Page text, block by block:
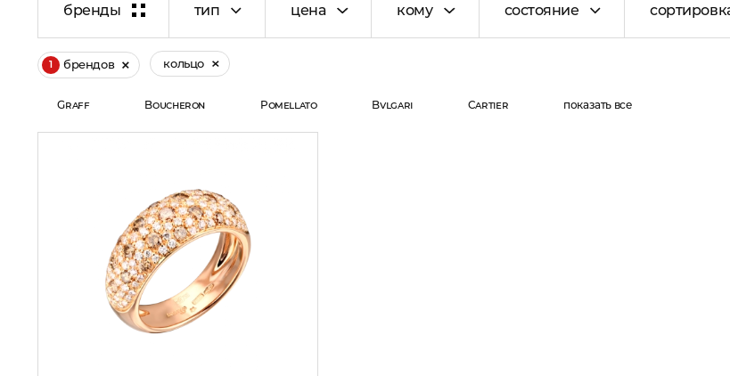
бренды тип цена кому состояние
1 брендов кольцо
Graff Boucheron Pomellato Bvlgari Cartier показать все